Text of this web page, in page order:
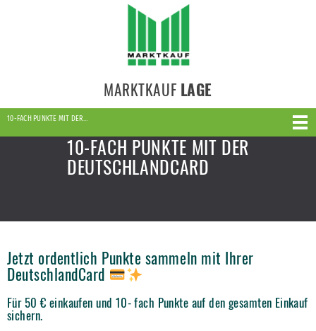
MARKTKAUF LAGE
10-FACH PUNKTE MIT DER…
10-FACH PUNKTE MIT DER
DEUTSCHLANDCARD
Jetzt ordentlich Punkte sammeln mit Ihrer
DeutschlandCard
Für 50 € einkaufen und 10- fach Punkte auf den gesamten Einkauf
sichern.